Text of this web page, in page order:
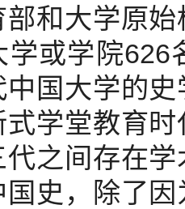
部和大学原
学或学院626
中国大学的
式学堂教育
代之间存在
国史，除了